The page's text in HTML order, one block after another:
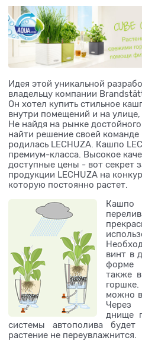
Идея этой уникальной
владельцу компании
Он хотел купить стильное
внутри помещений и на улице,
Не найдя на рынке
найти решение своей команде
родилась LECHUZA. Кашпо
премиум-класса. Высокое
доступные цены - вот секрет
продукции LECHUZA на
которую постоянно растет.
Кашпо
винт в
форме
также
можно
Через
днище
системы автополива
растение не переувлажнится.